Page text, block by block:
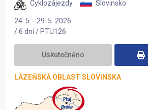
Cyklozájezdy Slovinsko
24. 5. - 29. 5. 2026
/ 6 dní / PTU126
Uskutečněno
LÁZEŇSKÁ OBLAST SLOVINSKA